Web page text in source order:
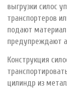
выгрузки силос
транспортеров
подают
предупреждают
Конструкция
цилиндр из